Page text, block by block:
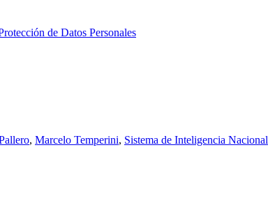
de Datos Personales
, Marcelo Temperini, Sistema de Inteligencia Nacional